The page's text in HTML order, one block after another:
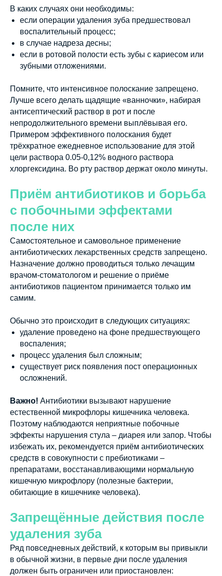
В каких случаях они необходимы:
если операции удаления зуба предшествовал
воспалительный процесс;
в случае надреза десны;
если в ротовой полости есть зубы с кариесом или
зубными отложениями.
Помните, что интенсивное полоскание запрещено.
Лучше всего делать щадящие «ванночки», набирая
антисептический раствор в рот и после
непродолжительного времени выплёвывая его.
Примером эффективного полоскания будет
трёхкратное ежедневное использование для этой
цели раствора 0.05-0,12% водного раствора
хлоргексидина. Во рту раствор держат около минуты.
Приём антибиотиков и борьба
с побочными эффектами
после них
Самостоятельное и самовольное применение
антибиотических лекарственных средств запрещено.
Назначение должно проводиться только лечащим
врачом-стоматологом и решение о приёме
антибиотиков пациентом принимается только им
самим.
Обычно это происходит в следующих ситуациях:
удаление проведено на фоне предшествующего
воспаления;
процесс удаления был сложным;
существует риск появления пост операционных
осложнений.
Важно! Антибиотики вызывают нарушение
естественной микрофлоры кишечника человека.
Поэтому наблюдаются неприятные побочные
эффекты нарушения стула – диарея или запор. Чтобы
избежать их, рекомендуется приём антибиотических
средств в совокупности с пребиотиками –
препаратами, восстанавливающими нормальную
кишечную микрофлору (полезные бактерии,
обитающие в кишечнике человека).
Запрещённые действия после
удаления зуба
Ряд повседневных действий, к которым вы привыкли
в обычной жизни, в первые дни после удаления
должен быть ограничен или приостановлен: